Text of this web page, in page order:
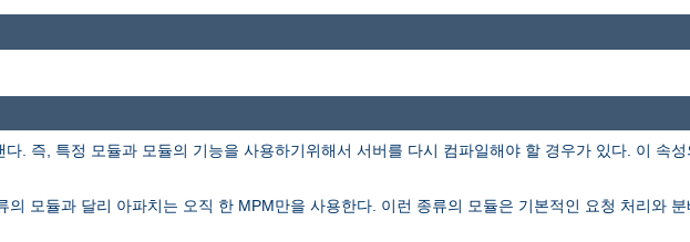
. 즉, 특정 모듈과 모듈의 기능을 사용하기위해서 서버를 다시 컴파일해야 할 경우가 있다. 이 속성
의 모듈과 달리 아파치는 오직 한 MPM만을 사용한다. 이런 종류의 모듈은 기본적인 요청 처리와